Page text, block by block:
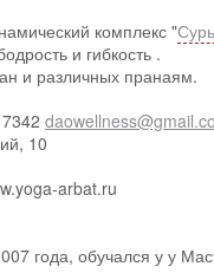
комплекс "
и гибкость .
и различных пранаям.
10
arbat.ru
года, обучался у у